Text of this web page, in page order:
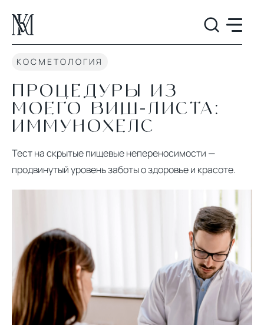
КОСМЕТОЛОГИЯ
ПРОЦЕДУРЫ ИЗ
МОЕГО ВИШ-ЛИСТА:
ИММУНОХЕЛС
Тест на скрытые пищевые непереносимости —
продвинутый уровень заботы о здоровье и красоте.